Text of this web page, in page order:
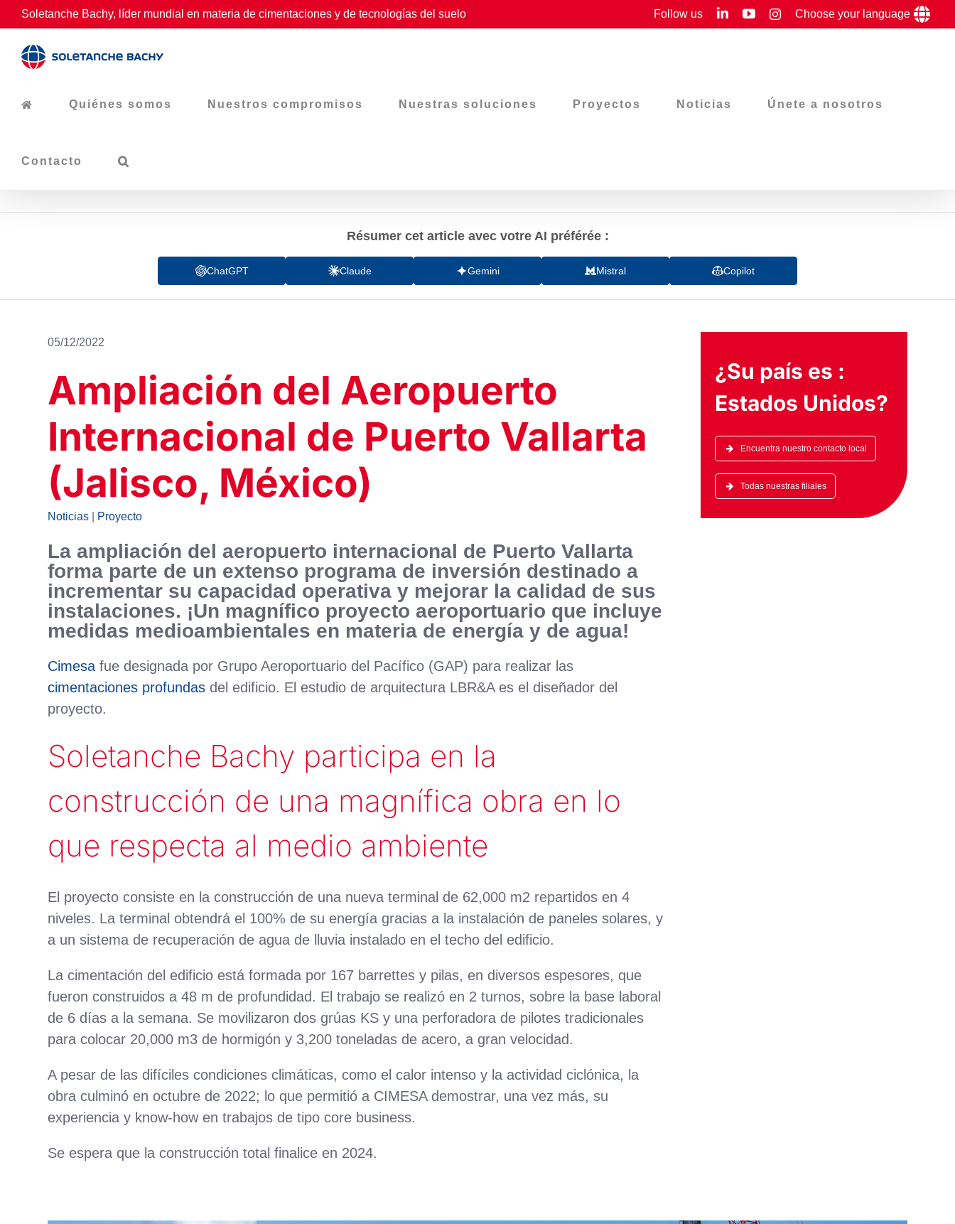
Skip
to
content
Soletanche Bachy, líder mundial en materia de cimentaciones y de tecnologías del suelo Follow us LinkedInYouTubeInstagram
Choose your language
Quiénes somos Nuestros compromisos Nuestras soluciones Proyectos Noticias Únete a nosotros
Contacto
Résumer cet article avec votre AI préférée :
ChatGPT Claude Gemini Mistral Copilot
05/12/2022
Ampliación del Aeropuerto
Internacional de Puerto Vallarta
(Jalisco, México)
Noticias Proyecto
La ampliación del aeropuerto internacional de Puerto Vallarta
forma parte de un extenso programa de inversión destinado a
incrementar su capacidad operativa y mejorar la calidad de sus
instalaciones. ¡Un magnífico proyecto aeroportuario que incluye
medidas medioambientales en materia de energía y de agua!
Cimesa fue designada por Grupo Aeroportuario del Pacífico (GAP) para realizar las
cimentaciones profundas del edificio. El estudio de arquitectura LBR&A es el diseñador del
proyecto.
Soletanche Bachy participa en la
construcción de una magnífica obra en lo
que respecta al medio ambiente
El proyecto consiste en la construcción de una nueva terminal de 62,000 m2 repartidos en 4
niveles. La terminal obtendrá el 100% de su energía gracias a la instalación de paneles solares, y
a un sistema de recuperación de agua de lluvia instalado en el techo del edificio.
La cimentación del edificio está formada por 167 barrettes y pilas, en diversos espesores, que
fueron construidos a 48 m de profundidad. El trabajo se realizó en 2 turnos, sobre la base laboral
de 6 días a la semana. Se movilizaron dos grúas KS y una perforadora de pilotes tradicionales
para colocar 20,000 m3 de hormigón y 3,200 toneladas de acero, a gran velocidad.
A pesar de las difíciles condiciones climáticas, como el calor intenso y la actividad ciclónica, la
obra culminó en octubre de 2022; lo que permitió a CIMESA demostrar, una vez más, su
experiencia y know-how en trabajos de tipo core business.
Se espera que la construcción total finalice en 2024.
¿Su país es :
Estados Unidos?
Encuentra nuestro contacto local
Todas nuestras filiales